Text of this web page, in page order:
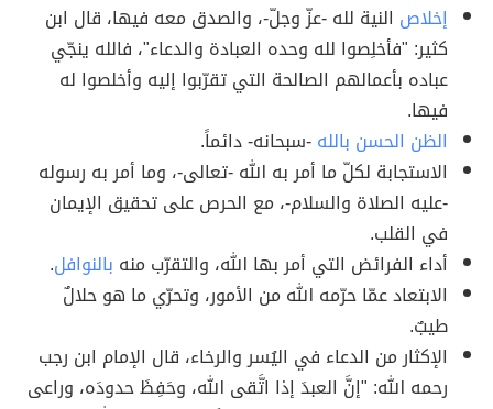
إخلاص النية لله -عزّ وجلّ-، والصدق معه فيها، قال ابن
كثير: "فأخلِصوا لله وحده العبادة والدعاء"، فالله ينجّي
عباده بأعمالهم الصالحة التي تقرّبوا إليه وأخلصوا له
فيها.
الظن الحسن بالله-سبحانه- دائماً.
الاستجابة لكلّ ما أمر به الله -تعالى-، وما أمر به رسوله
-عليه الصلاة والسلام-، مع الحرص على تحقيق الإيمان
في القلب.
أداء الفرائض التي أمر بها الله، والتقرّب منه بالنوافل.
الابتعاد عمّا حرّمه الله من الأمور، وتحرّي ما هو حلالٌ
طيبٌ.
الإكثار من الدعاء في اليُسر والرخاء، قال الإمام ابن رجب
رحمه الله: "إنَّ العبدَ إذا اتَّقى الله، وحَفِظَ حدودَه، وراعى